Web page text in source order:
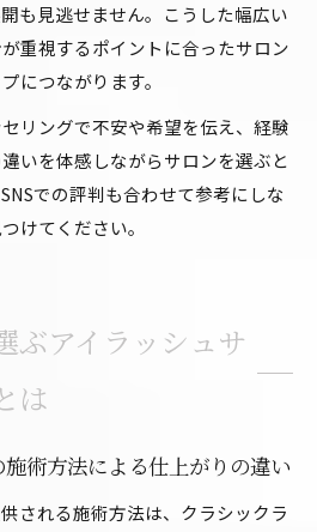
も見逃せません。こうした幅広い
重視するポイントに合ったサロン
につながります。
リングで不安や希望を伝え、経験
いを体感しながらサロンを選ぶと
での評判も合わせて参考にしな
けてください。
ぶアイラッシュサ
は
術方法による仕上がりの違い
される施術方法は、クラシックラ